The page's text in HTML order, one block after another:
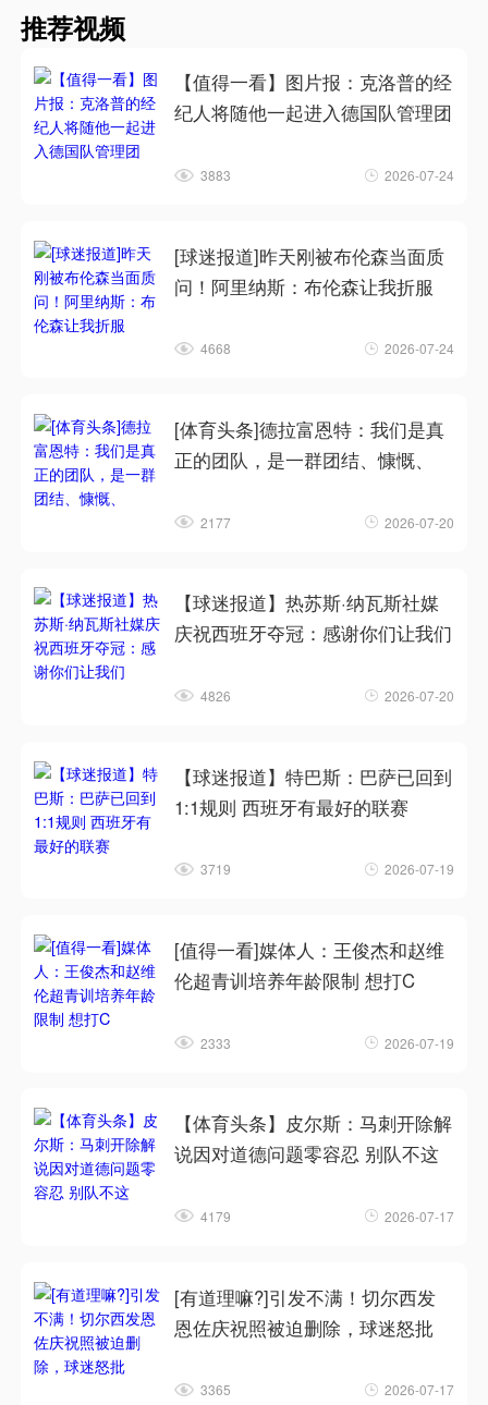
推荐视频
【值得一看】图片报：克洛普的经
纪人将随他一起进入德国队管理团
3883 2026-07-24
[球迷报道]昨天刚被布伦森当面质
问！阿里纳斯：布伦森让我折服
4668 2026-07-24
[体育头条]德拉富恩特：我们是真
正的团队，是一群团结、慷慨、
2177 2026-07-20
【球迷报道】热苏斯·纳瓦斯社媒
庆祝西班牙夺冠：感谢你们让我们
4826 2026-07-20
【球迷报道】特巴斯：巴萨已回到
1:1规则 西班牙有最好的联赛
3719 2026-07-19
[值得一看]媒体人：王俊杰和赵维
伦超青训培养年龄限制 想打C
2333 2026-07-19
【体育头条】皮尔斯：马刺开除解
说因对道德问题零容忍 别队不这
4179 2026-07-17
[有道理嘛?]引发不满！切尔西发
恩佐庆祝照被迫删除，球迷怒批
3365 2026-07-17